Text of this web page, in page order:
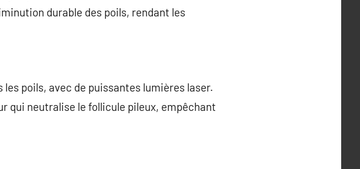
durable des poils, rendant les
poils, avec de puissantes lumières laser.
qui neutralise le follicule pileux, empêchant